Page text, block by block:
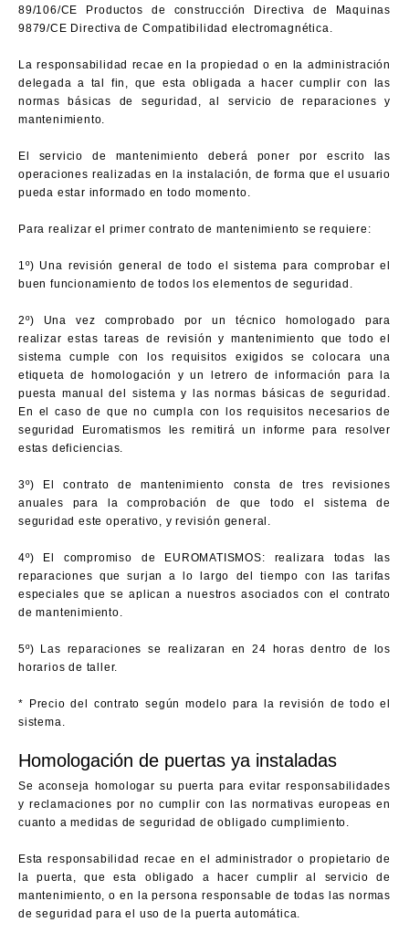
89/106/CE Productos de construcción Directiva de Maquinas
9879/CE Directiva de Compatibilidad electromagnética.
La responsabilidad recae en la propiedad o en la administración
delegada a tal fin, que esta obligada a hacer cumplir con las
normas básicas de seguridad, al servicio de reparaciones y
mantenimiento.
El servicio de mantenimiento deberá poner por escrito las
operaciones realizadas en la instalación, de forma que el usuario
pueda estar informado en todo momento.
Para realizar el primer contrato de mantenimiento se requiere:
1º) Una revisión general de todo el sistema para comprobar el
buen funcionamiento de todos los elementos de seguridad.
2º) Una vez comprobado por un técnico homologado para
realizar estas tareas de revisión y mantenimiento que todo el
sistema cumple con los requisitos exigidos se colocara una
etiqueta de homologación y un letrero de información para la
puesta manual del sistema y las normas básicas de seguridad.
En el caso de que no cumpla con los requisitos necesarios de
seguridad Euromatismos les remitirá un informe para resolver
estas deficiencias.
3º) El contrato de mantenimiento consta de tres revisiones
anuales para la comprobación de que todo el sistema de
seguridad este operativo, y revisión general.
4º) El compromiso de EUROMATISMOS: realizara todas las
reparaciones que surjan a lo largo del tiempo con las tarifas
especiales que se aplican a nuestros asociados con el contrato
de mantenimiento.
5º) Las reparaciones se realizaran en 24 horas dentro de los
horarios de taller.
* Precio del contrato según modelo para la revisión de todo el
sistema.
Homologación de puertas ya instaladas
Se aconseja homologar su puerta para evitar responsabilidades
y reclamaciones por no cumplir con las normativas europeas en
cuanto a medidas de seguridad de obligado cumplimiento.
Esta responsabilidad recae en el administrador o propietario de
la puerta, que esta obligado a hacer cumplir al servicio de
mantenimiento, o en la persona responsable de todas las normas
de seguridad para el uso de la puerta automática.